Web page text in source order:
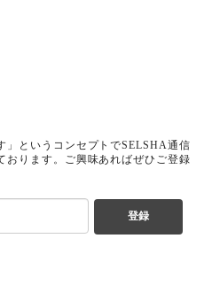
」というコンセプトでSELSHA通信
おります。ご興味あればぜひご登録
登録